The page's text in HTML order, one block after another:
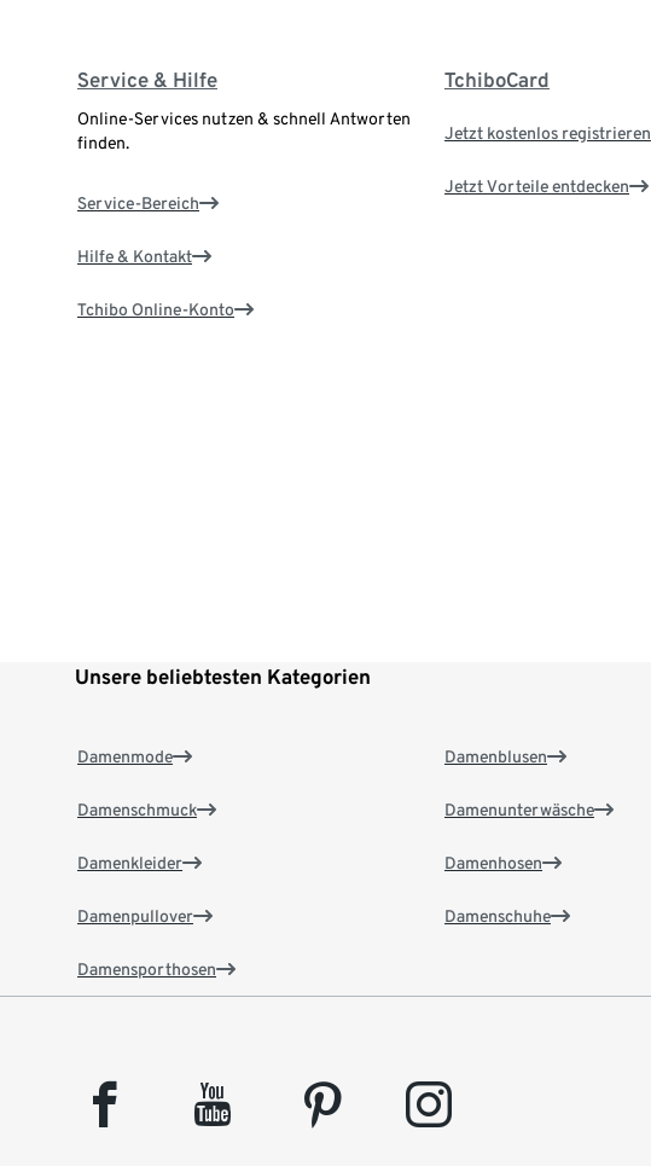
Service & Hilfe
Online-Services nutzen & schnell Antworten
finden.
Service-Bereich
Hilfe & Kontakt
Tchibo Online-Konto
TchiboCard
Jetzt kostenlos registrieren
Jetzt Vorteile entdecken
Unsere beliebtesten Kategorien
Damenmode
Damenschmuck
Damenkleider
Damenpullover
Damensporthosen
Damenblusen
Damenunterwäsche
Damenhosen
Damenschuhe
facebook youtube pinterest instagram